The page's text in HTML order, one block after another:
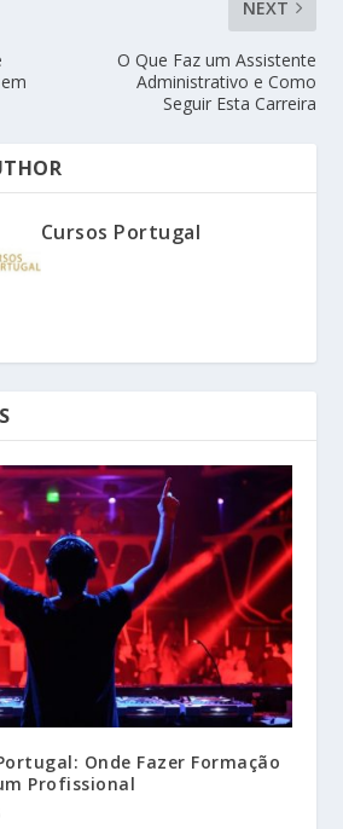
NEXT
O Que Faz um Assistente
Administrativo e Como
Seguir Esta Carreira
Cursos Portugal
Onde Fazer Formação
Profissional